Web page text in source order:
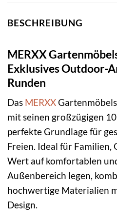
BESCHREIBUNG
MERXX
Exklusives Outdoor-
Runden
Das MERXX
mit seinen großzügigen
perfekte Grundlage für
Freien. Ideal für Familien,
Wert auf komfortablen
Außenbereich legen,
hochwertige Materialien
Design.